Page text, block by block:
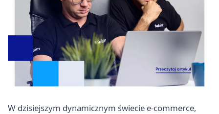
W dzisiejszym dynamicznym świecie e-commerce,